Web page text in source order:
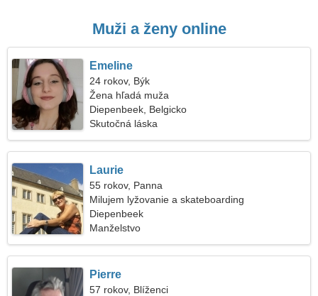
Muži a ženy online
Emeline
24 rokov, Býk
Žena hľadá muža
Diepenbeek, Belgicko
Skutočná láska
Laurie
55 rokov, Panna
Milujem lyžovanie a skateboarding
Diepenbeek
Manželstvo
Pierre
57 rokov, Blíženci